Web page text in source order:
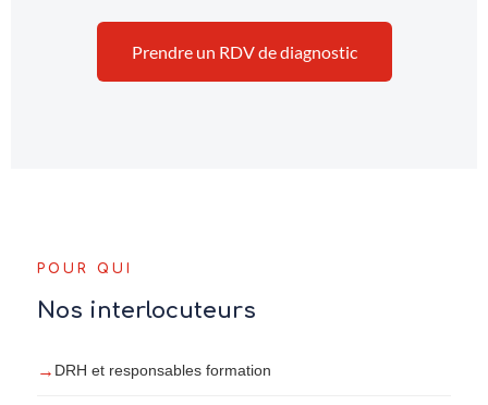
Prendre un RDV de diagnostic
POUR QUI
Nos interlocuteurs
→ DRH et responsables formation